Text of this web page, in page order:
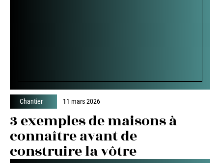
Chantier 11 mars 2026
3 exemples de maisons à
connaître avant de
construire la vôtre